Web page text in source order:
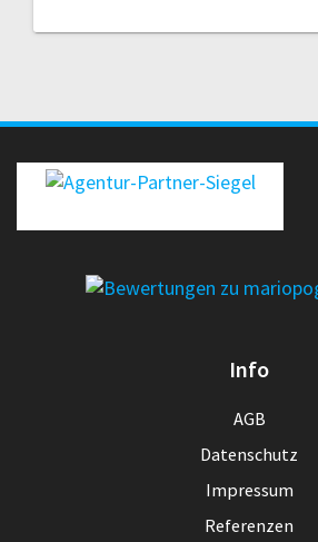
Info
AGB
Datenschutz
Impressum
Referenzen